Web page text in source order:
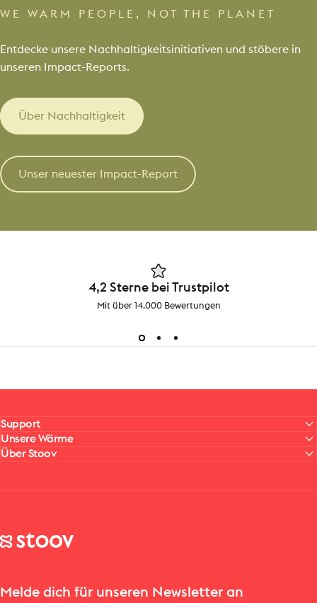
WE WARM PEOPLE, NOT THE PLANET
Entdecke unsere Nachhaltigkeitsinitiativen und stöbere in
unseren Impact-Reports.
Über Nachhaltigkeit
Unser neuester Impact-Report
4,2 Sterne bei Trustpilot
Mit über 14.000 Bewertungen
Support
Unsere Wärme
Über Stoov
Stoov® | Cordless Heated Cushions & Blankets
Melde dich für unseren Newsletter an